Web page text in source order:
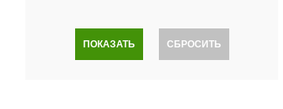
ПОКАЗАТЬ СБРОСИТЬ